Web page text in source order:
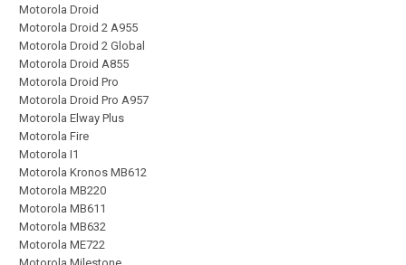
Motorola Droid
Motorola Droid 2 A955
Motorola Droid 2 Global
Motorola Droid A855
Motorola Droid Pro
Motorola Droid Pro A957
Motorola Elway Plus
Motorola Fire
Motorola I1
Motorola Kronos MB612
Motorola MB220
Motorola MB611
Motorola MB632
Motorola ME722